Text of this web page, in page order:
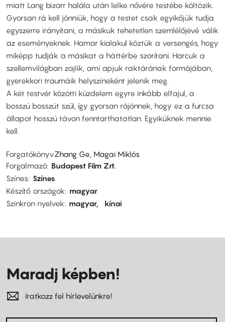
miatt Lang bizarr halála után lelke nővére testébe költözik.
Gyorsan rá kell jönniük, hogy a testet csak egyikőjük tudja
egyszerre irányítani, a másikuk tehetetlen szemlélőjévé válik
az eseményeknek. Hamar kialakul köztük a versengés, hogy
miképp tudják a másikat a háttérbe szorítani. Harcuk a
szellemvilágban zajlik, ami apjuk raktárának formájában,
gyerekkori traumáik helyszíneként jelenik meg.
A két testvér közötti küzdelem egyre inkább elfajul, a
bosszú bosszút szül, így gyorsan rájönnek, hogy ez a furcsa
állapot hosszú távon fenntarthatatlan. Egyiküknek mennie
kell.
ForgatókönyvZhang Ge, Magai Miklós
Forgalmazó Budapest Film Zrt.
Színes Színes
Készítő országok
magyar
Szinkron nyelvek
magyar kínai
Maradj képben!
Iratkozz fel hírlevelünkre!